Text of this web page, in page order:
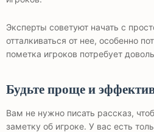
Эксперты советуют начать с
отталкиваться от нее, особенно
пометка игроков потребует
Будьте проще и
Вам не нужно писать рассказ,
заметку об игроке. У вас есть